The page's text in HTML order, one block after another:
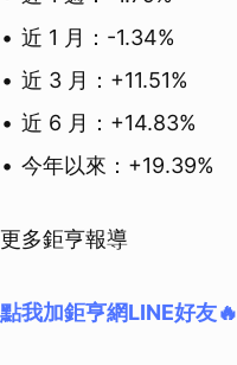
近 1 月：-1.34%
近 3 月：+11.51%
近 6 月：+14.83%
今年以來：+19.39%
更多鉅亨報導
點我加鉅亨網LINE好友